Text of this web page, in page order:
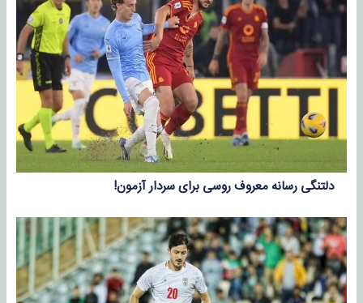
دلتنگی رسانه معروف روسی برای سردار آزمون!